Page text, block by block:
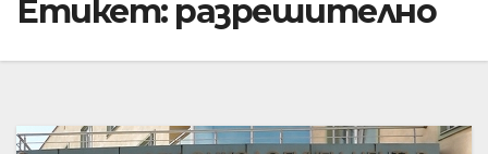
Етикет: разрешително